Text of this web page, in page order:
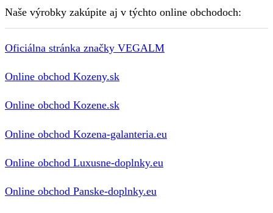
Naše výrobky zakúpite aj v týchto online obchodoch:
Oficiálna stránka značky VEGALM
Online obchod Kozeny.sk
Online obchod Kozene.sk
Online obchod Kozena-galanteria.eu
Online obchod Luxusne-doplnky.eu
Online obchod Panske-doplnky.eu